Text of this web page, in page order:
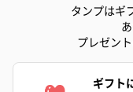
タンプはギ
プレゼン
ギフト